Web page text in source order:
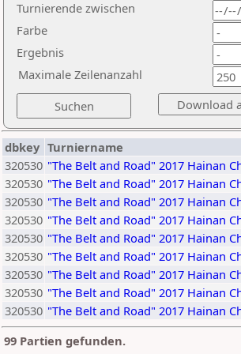
Turnierende zwischen
Farbe
Ergebnis
Maximale Zeilenanzahl
dbkey Turniername
320530 "The Belt and Road" 2017 Hainan
320530 "The Belt and Road" 2017 Hainan
320530 "The Belt and Road" 2017 Hainan
320530 "The Belt and Road" 2017 Hainan
320530 "The Belt and Road" 2017 Hainan
320530 "The Belt and Road" 2017 Hainan
320530 "The Belt and Road" 2017 Hainan
320530 "The Belt and Road" 2017 Hainan
320530 "The Belt and Road" 2017 Hainan
99 Partien gefunden.